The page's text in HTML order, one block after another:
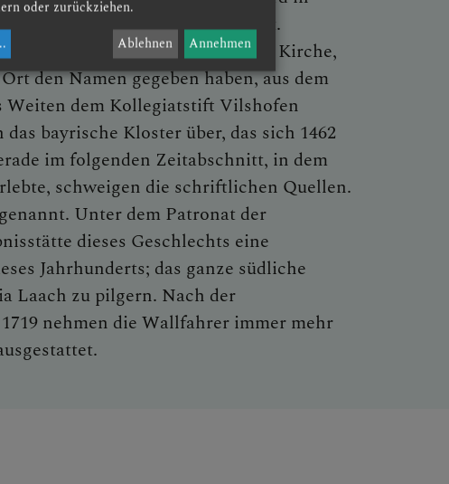
Kreuz – der Marienaltar erwähnt.
Vorher stand hier eine Kirche,
den Namen gegeben haben, aus dem
Weiten dem Kollegiatstift Vilshofen
bayrische Kloster über, das sich 1462
im folgenden Zeitabschnitt, in dem
schweigen die schriftlichen Quellen.
Unter dem Patronat der
dieses Geschlechts eine
Jahrhunderts; das ganze südliche
Laach zu pilgern. Nach der
nehmen die Wallfahrer immer mehr
oder zurückziehen.
Ablehnen Annehmen